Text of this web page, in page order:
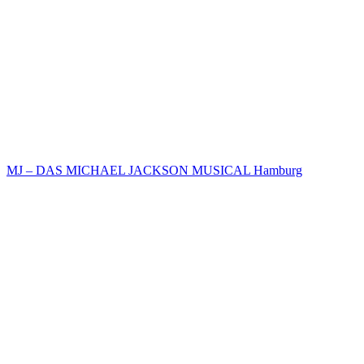
MJ – DAS MICHAEL JACKSON MUSICAL Hamburg